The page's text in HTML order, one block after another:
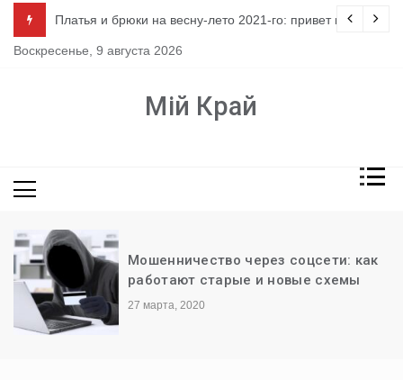
содержимому
Платья и брюки на весну-лето 2021-го: привет из 80-х
Воскресенье, 9 августа 2026
Мій Край
Мошенничество через соцсети: как
работают старые и новые схемы
27 марта, 2020